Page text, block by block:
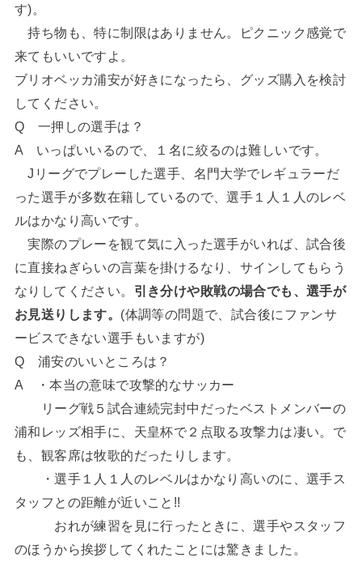
す)。
持ち物も、特に制限はありません。ピクニック感覚で
来てもいいですよ。
ブリオベッカ浦安が好きになったら、グッズ購入を検討
してください。
Q 一押しの選手は？
A いっぱいいるので、１名に絞るのは難しいです。
Jリーグでプレーした選手、名門大学でレギュラーだ
った選手が多数在籍しているので、選手１人１人のレベ
ルはかなり高いです。
実際のプレーを観て気に入った選手がいれば、試合後
に直接ねぎらいの言葉を掛けるなり、サインしてもらう
なりしてください。 引き分けや敗戦の場合でも、選手が
お見送りします。 (体調等の問題で、試合後にファンサ
ービスできない選手もいますが)
Q 浦安のいいところは？
A ・本当の意味で攻撃的なサッカー
リーグ戦５試合連続完封中だったベストメンバーの
浦和レッズ相手に、天皇杯で２点取る攻撃力は凄い。で
も、観客席は牧歌的だったりします。
・選手１人１人のレベルはかなり高いのに、選手ス
タッフとの距離が近いこと!!
おれが練習を見に行ったときに、選手やスタッフ
のほうから挨拶してくれたことには驚きました。